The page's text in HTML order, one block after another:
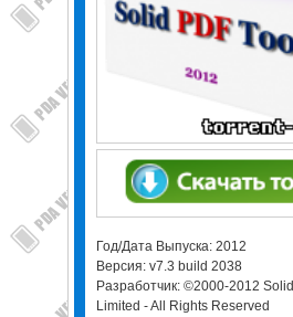
Год/Дата Выпуска: 2012
Версия: v7.3 build 2038
Разработчик: ©2000-2012
Limited - All Rights Reserved